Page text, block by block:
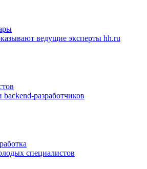
ведущие эксперты hh.ru
разработчиков
специалистов